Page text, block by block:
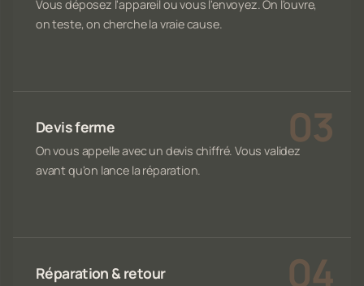
Vous déposez l'appareil ou vous l'envoyez. On l'ouvre,
on teste, on cherche la vraie cause.
Devis ferme
On vous appelle avec un devis chiffré. Vous validez
avant qu'on lance la réparation.
Réparation & retour